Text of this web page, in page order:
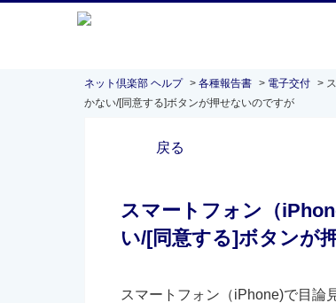
ネット倶楽部 ヘルプ > 各種報告書 > 電子交付 >
かない/[同意する]ボタンが押せないのですが
戻る
スマートフォン（
い/[同意する]ボタンが
スマートフォン（iPhone)で目論